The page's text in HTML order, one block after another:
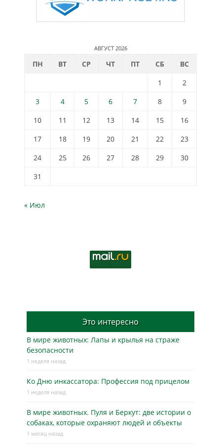
АВГУСТ 2026
ПН ВТ СР ЧТ ПТ СБ
ВС
1
2
3
4 5 6 7 8
9
10
11 12 13 14 15
16
17
18 19 20 21 22
23
24
25 26 27 28 29
30
31
« Июл
Это интересно
В мире животных: Лапы и крылья на страже
безопасности
1 неделя назад
Ко Дню инкассатора: Профессия под прицелом
1 неделя назад
В мире животных. Пуля и Беркут: две истории о
собаках, которые охраняют людей и объекты
1 месяц назад